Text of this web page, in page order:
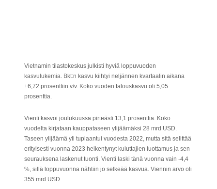
Vietnamin tilastokeskus julkisti hyviä loppuvuoden
kasvulukemia. Bkt:n kasvu kiihtyi neljännen kvartaalin aikana
+6,72 prosenttiin v/v. Koko vuoden talouskasvu oli 5,05
prosenttia.
Vienti kasvoi joulukuussa pirteästi 13,1 prosenttia. Koko
vuodelta kirjataan kauppataseen ylijäämäksi 28 mrd USD.
Taseen ylijäämä yli tuplaantui vuodesta 2022, mutta sitä selittää
erityisesti vuonna 2023 heikentynyt kuluttajien luottamus ja sen
seurauksena laskenut tuonti. Vienti laski tänä vuonna vain -4,4
%, sillä loppuvuonna nähtiin jo selkeää kasvua. Viennin arvo oli
355 mrd USD.